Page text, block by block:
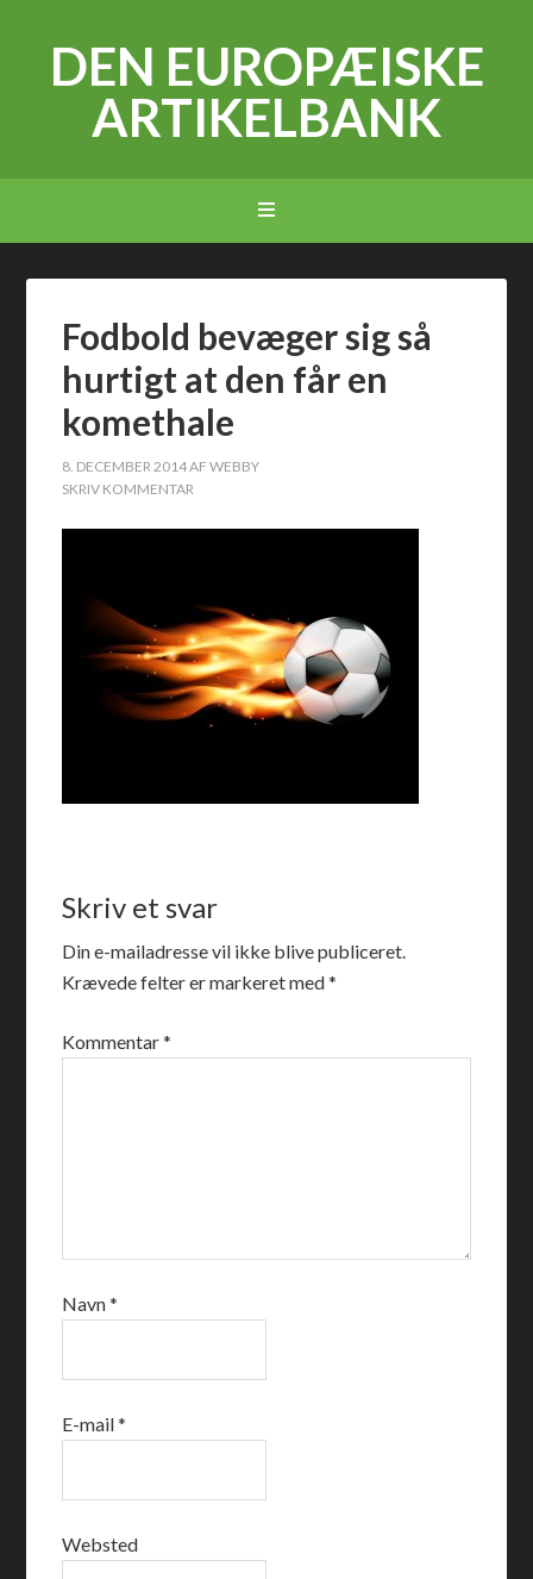
DEN EUROPÆISKE
ARTIKELBANK
Fodbold bevæger sig så
hurtigt at den får en
komethale
8. DECEMBER 2014AFWEBBY
SKRIV KOMMENTAR
Skriv et svar
Din e-mailadresse vil ikke blive publiceret.
Krævede felter er markeret med*
Kommentar*
Navn*
E-mail*
Websted